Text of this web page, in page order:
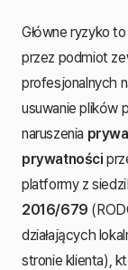
Główne ryzyko to
przez podmiot
profesjonalnych
usuwanie plików
naruszenia
prywatności
platformy z
2016/679
działających
stronie klienta),